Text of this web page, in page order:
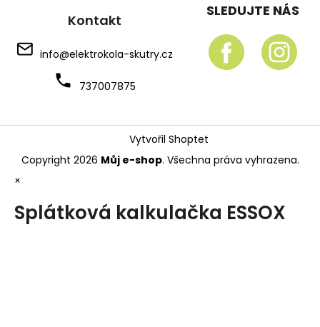
Kontakt
info@elektrokola-skutry.cz
737007875
SLEDUJTE NÁS
Vytvořil Shoptet
Copyright 2026 Můj e-shop. Všechna práva vyhrazena.
×
Splátková kalkulačka ESSOX